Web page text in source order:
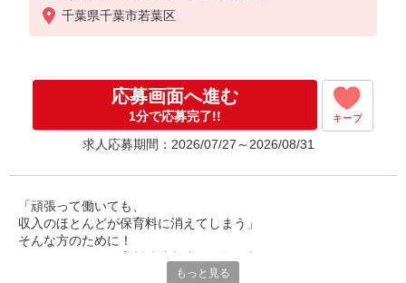
◎稼働は週5日（4日も選択可）
※週5日稼働の方の平均月収27万円
！
◎20代〜50代を中心に幅広い年代の方が活躍中！
千葉県千葉市若葉区
応募画面へ進む
1分で応募完了!! キープ
求人応募期間：2026/07/27～2026/08/31
「頑張って働いても、
収入のほとんどが保育料に消えてしまう」
そんな方のために！
一般の保育園に子どもを預けている方をバックアップ◎
もっと見る